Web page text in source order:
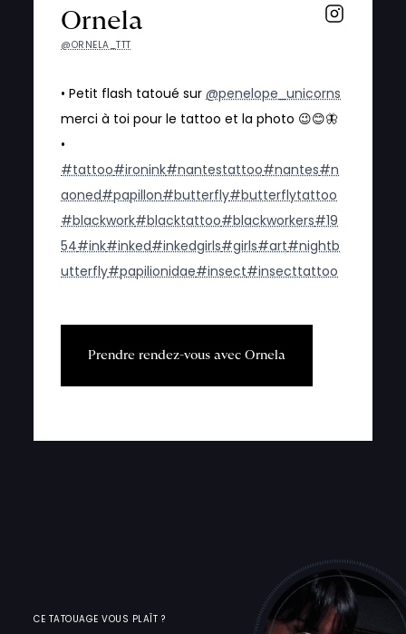
Ornela
@ORNELA_TTT
• Petit flash tatoué sur@penelope_unicorns
merci à toi pour le tattoo et la photo 😉😊🦋
•
#tattoo#ironink#nantestattoo#nantes#n
aoned#papillon#butterfly#butterflytattoo
#blackwork#blacktattoo#blackworkers#19
54#ink#inked#inkedgirls#girls#art#nightb
utterfly#papilionidae#insect#insecttattoo
Prendre rendez-vous avec Ornela
CE TATOUAGE VOUS PLAÎT ?